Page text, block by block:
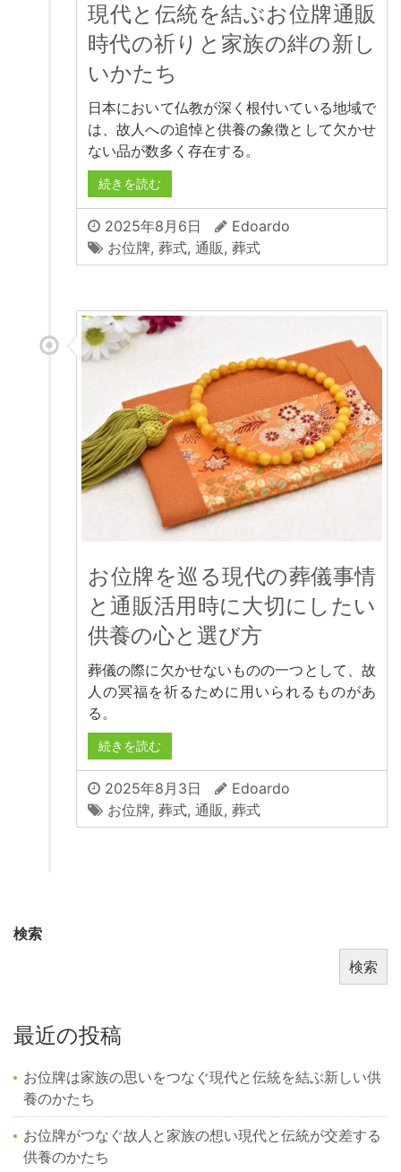
現代と伝統を結ぶお位牌通販
時代の祈りと家族の絆の新し
いかたち
日本において仏教が深く根付いている地域で
は、故人への追悼と供養の象徴として欠かせ
ない品が数多く存在する。
続きを読む
2025年8月6日
Edoardo
お位牌, 葬式, 通販, 葬式
お位牌を巡る現代の葬儀事情
と通販活用時に大切にしたい
供養の心と選び方
葬儀の際に欠かせないものの一つとして、故
人の冥福を祈るために用いられるものがあ
る。
続きを読む
2025年8月3日
Edoardo
お位牌, 葬式, 通販, 葬式
検索
検索
最近の投稿
お位牌は家族の思いをつなぐ現代と伝統を結ぶ新しい供
養のかたち
お位牌がつなぐ故人と家族の想い現代と伝統が交差する
供養のかたち